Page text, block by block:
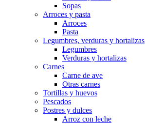
Sopas
Arroces y pasta
Arroces
Pasta
Legumbres, verduras y hortalizas
Legumbres
Verduras y hortalizas
Carnes
Carne de ave
Otras carnes
Tortillas y huevos
Pescados
Postres y dulces
Arroz con leche